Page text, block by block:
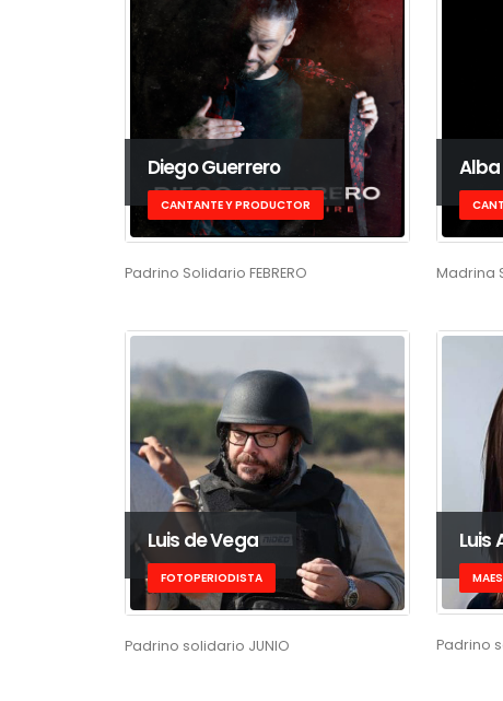
Diego Guerrero
CANTANTE Y PRODUCTOR
Padrino Solidario FEBRERO Madrina
Luis de Vega
FOTOPERIODISTA
Padrino solidario JUNIO
Luis
Padrino